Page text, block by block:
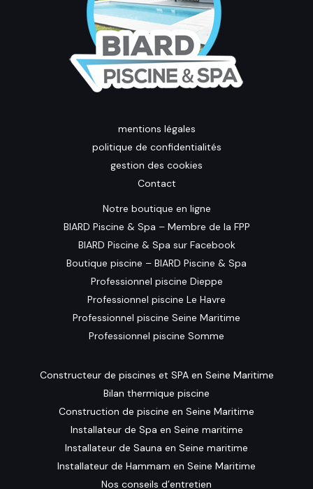
mentions légales
politique de confidentialités
gestion des cookies
Contact
Notre boutique en ligne
BIARD Piscine & Spa – Membre de la FPP
BIARD Piscine & Spa sur Facebook
Boutique piscine – BIARD Piscine & Spa
Professionnel piscine Dieppe
Professionnel piscine Le Havre
Professionnel piscine Seine Maritime
Professionnel piscine Somme
Constructeur de piscines et SPA en Seine Maritime
Bilan thermique piscine
Construction de piscine en Seine Maritime
Installateur de Spa en Seine maritime
Installateur de Sauna en Seine maritime
Installateur de Hammam en Seine Maritime
Nos conseils d’entretien